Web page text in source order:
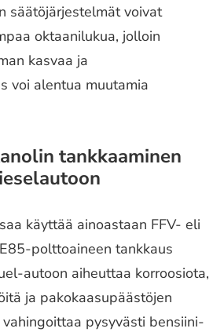
säätöjärjestelmät voivat
oktaanilukua, jolloin
kasvaa ja
voi alentua muutamia
tankkaaminen
käyttää ainoastaan FFV- eli
polttoaineen tankkaus
autoon aiheuttaa korroosiota,
ja pakokaasupäästöjen
pysyvästi bensiini-